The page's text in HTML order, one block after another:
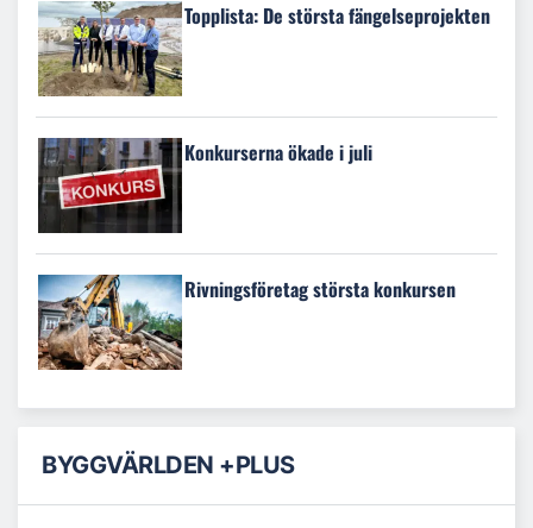
Topplista: De största fängelseprojekten
Konkurserna ökade i juli
Rivningsföretag största konkursen
BYGGVÄRLDEN +PLUS